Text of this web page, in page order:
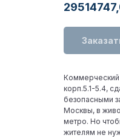
Коммерческий
корп.5.1-5.4,
безопасными
Москвы, в
метро. Но
жителям не